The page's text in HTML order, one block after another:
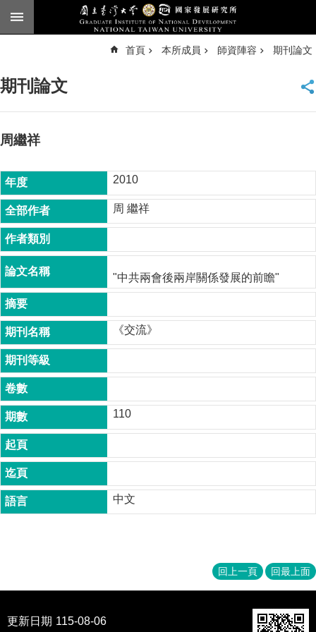
跳到主要內容區塊
臺
頁
公
告
本
所
簡
介
本
所
成
員
博
士
班
碩
士
班
在
職
專
國
首頁 本所成員 師資陣容 期刊論文
期刊論文
周繼祥
2010
周 繼祥
"中共兩會後兩岸關係發展的前瞻"
《交流》
110
中文
回上一頁 回最上面
更新日期 115-08-06